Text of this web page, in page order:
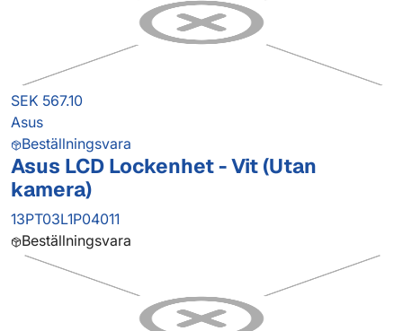
SEK 567.10
Asus
Beställningsvara
Asus LCD Lockenhet - Vit (Utan
kamera)
13PT03L1P04011
Beställningsvara